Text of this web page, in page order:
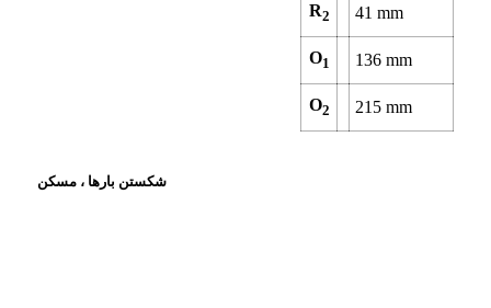
R2 41mm
O1 136mm
O2 215mm
شکستن بارها ، مسکن